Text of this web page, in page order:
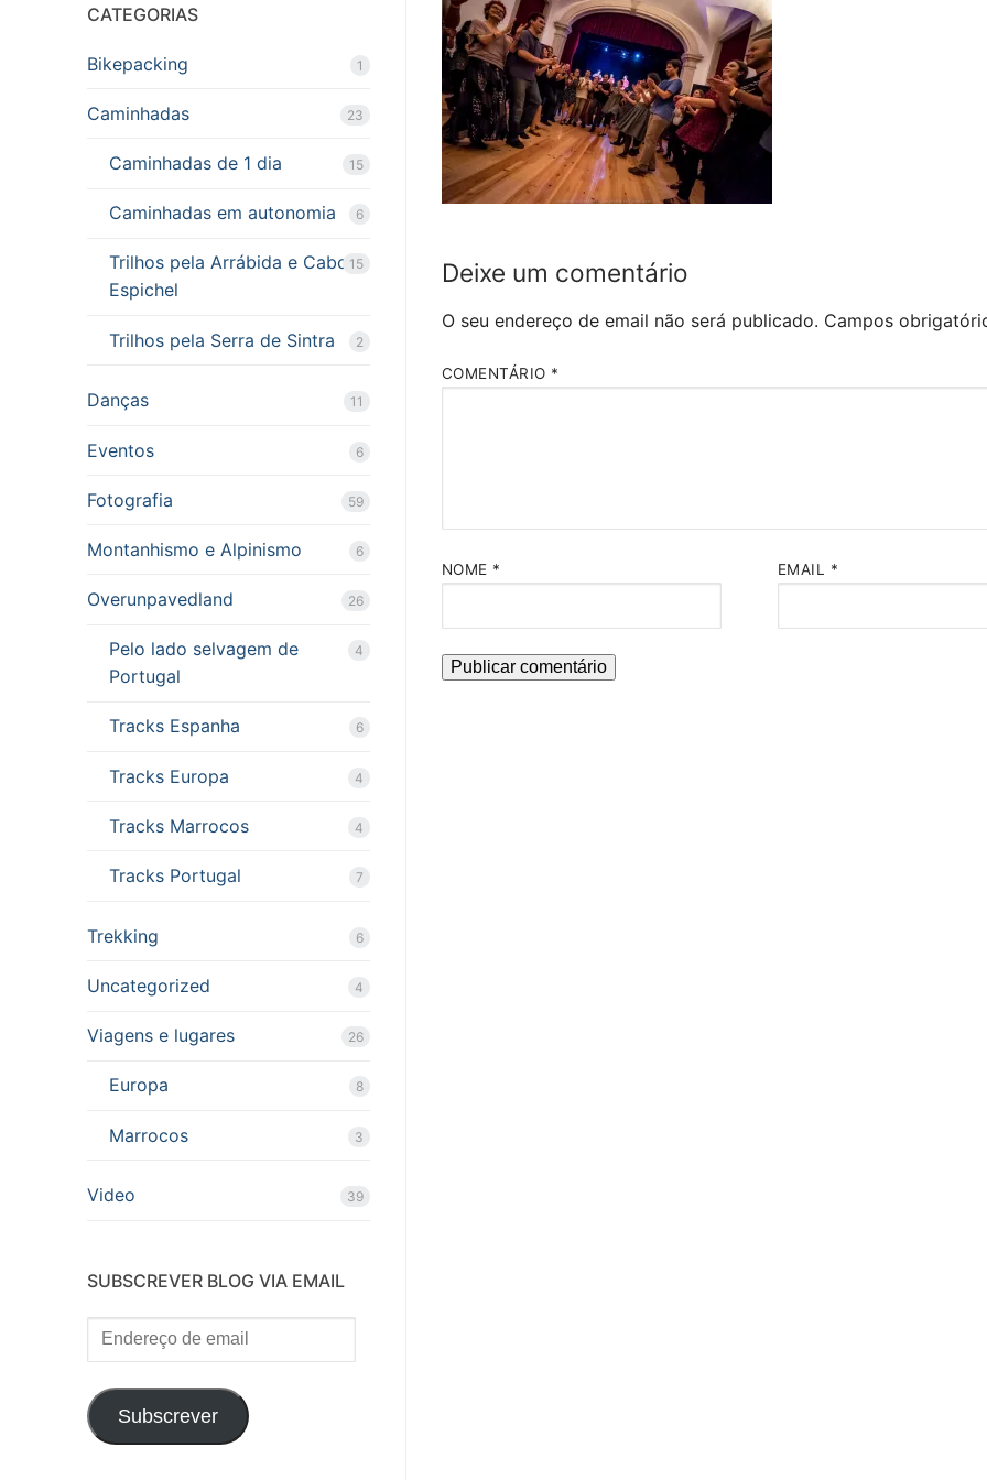
Deixe um comentário
O seu endereço de email não será publicado. Campos
COMENTÁRIO *
NOME * EMAIL *
CATEGORIAS
Bikepacking 1
Caminhadas 23
Caminhadas de 1 dia 15
Caminhadas em autonomia 6
Trilhos pela Arrábida e Cabo
Espichel
15
Trilhos pela Serra de Sintra 2
Danças 11
Eventos 6
Fotografia 59
Montanhismo e Alpinismo 6
Overunpavedland 26
Pelo lado selvagem de
Portugal
4
Tracks Espanha 6
Tracks Europa 4
Tracks Marrocos 4
Tracks Portugal 7
Trekking 6
Uncategorized 4
Viagens e lugares 26
Europa 8
Marrocos 3
Video 39
SUBSCREVER BLOG VIA EMAIL
Endereço
de
email
Subscrever